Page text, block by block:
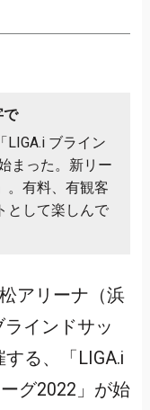
で
LIGA.i ブライン
まった。新リー
。有料、有観客
として楽しんで
アリーナ（浜
インドサッ
る、「LIGA.i
グ2022」が始